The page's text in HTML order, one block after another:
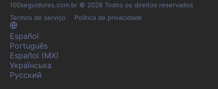
100seguidores.com.br © 2026 Todos os direitos reservados
Termos de serviço
Política de privacidade
Español
Português
Español (MX)
Українська
Русский